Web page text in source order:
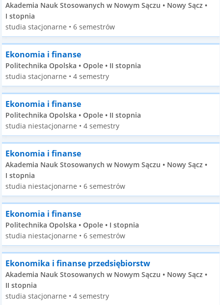
Akademia Nauk Stosowanych w Nowym Sączu • Nowy Sącz •
I stopnia
studia stacjonarne • 6 semestrów
Ekonomia i finanse
Politechnika Opolska • Opole • II stopnia
studia stacjonarne • 4 semestry
Ekonomia i finanse
Politechnika Opolska • Opole • II stopnia
studia niestacjonarne • 4 semestry
Ekonomia i finanse
Akademia Nauk Stosowanych w Nowym Sączu • Nowy Sącz •
I stopnia
studia niestacjonarne • 6 semestrów
Ekonomia i finanse
Politechnika Opolska • Opole • I stopnia
studia niestacjonarne • 6 semestrów
Ekonomika i finanse przedsiębiorstw
Akademia Nauk Stosowanych w Nowym Sączu • Nowy Sącz •
II stopnia
studia stacjonarne • 4 semestry